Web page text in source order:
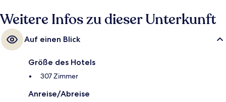
Weitere Infos zu dieser Unterkunft
Auf einen Blick
Größe des Hotels
307 Zimmer
Anreise/Abreise